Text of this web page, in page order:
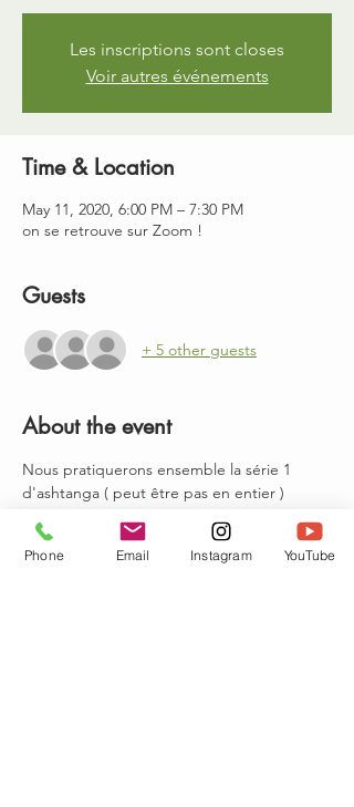
Les inscriptions sont closes
Voir autres événements
Time & Location
May 11, 2020, 6:00 PM – 7:30 PM
on se retrouve sur Zoom !
Guests
+ 5 other guests
About the event
Nous pratiquerons ensemble la série 1
d'ashtanga ( peut être pas en entier )
Phone Email Instagram YouTube